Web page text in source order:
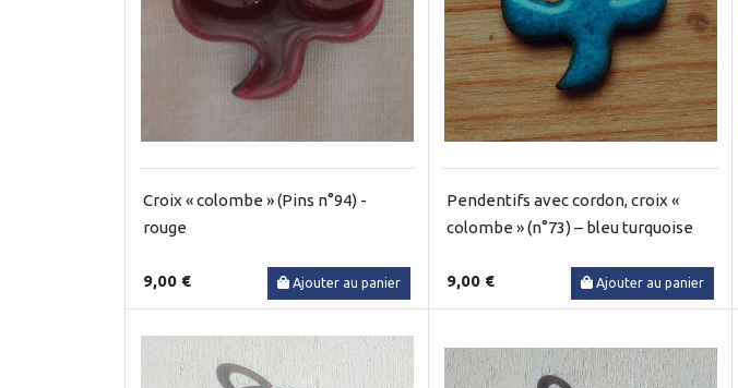
Croix « colombe » (Pins n°94) -
rouge
9,00 € Ajouter au panier
Pendentifs avec cordon, croix «
colombe » (n°73) – bleu turquoise
9,00 € Ajouter au panier